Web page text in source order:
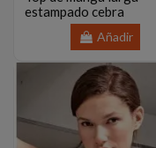
estampado cebra
Añadir